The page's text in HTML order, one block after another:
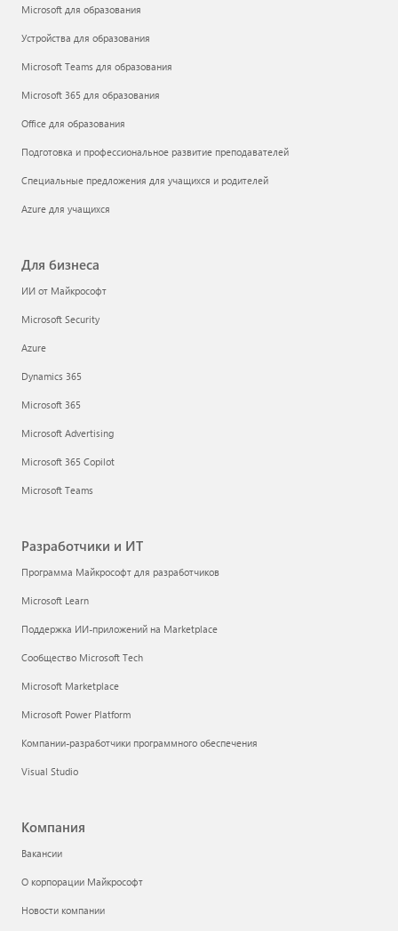
Microsoft для образования
Устройства для образования
Microsoft Teams для образования
Microsoft 365 для образования
Office для образования
Подготовка и профессиональное развитие преподавателей
Специальные предложения для учащихся и родителей
Azure для учащихся
Для бизнеса
ИИ от Майкрософт
Microsoft Security
Azure
Dynamics 365
Microsoft 365
Microsoft Advertising
Microsoft 365 Copilot
Microsoft Teams
Разработчики и ИТ
Программа Майкрософт для разработчиков
Microsoft Learn
Поддержка ИИ-приложений на Marketplace
Сообщество Microsoft Tech
Microsoft Marketplace
Microsoft Power Platform
Компании-разработчики программного обеспечения
Visual Studio
Компания
Вакансии
О корпорации Майкрософт
Новости компании